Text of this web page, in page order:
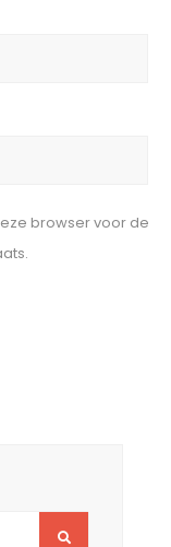
browser voor de